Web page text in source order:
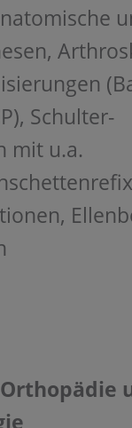
Schulter-
mit u.a.